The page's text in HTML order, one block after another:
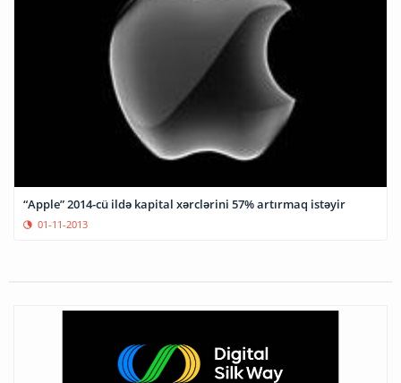
“Apple” 2014-cü ildə kapital xərclərini 57% artırmaq istəyir
01-11-2013